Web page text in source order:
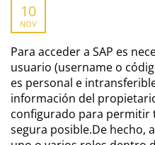
10
NOV
Para acceder a SAP es
usuario (username o
es personal e
información del
configurado para permitir
segura posible.De hecho,